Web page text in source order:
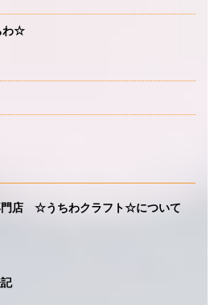
わ☆
門店 ☆うちわクラフト☆について